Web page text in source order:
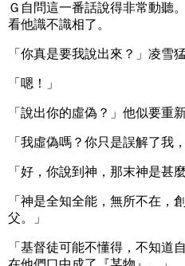
Ｇ自問這一番話說得非常動聽
看他識不識相了。
「你真是要我說出來？」凌雪
「嗯！」
「說出你的虛偽？」他似要重
「我虛偽嗎？你只是誤解了我
「好，你說到神，那末神是甚麼
「神是全知全能，無所不在，
父。」
「基督徒可能不懂得，不知道